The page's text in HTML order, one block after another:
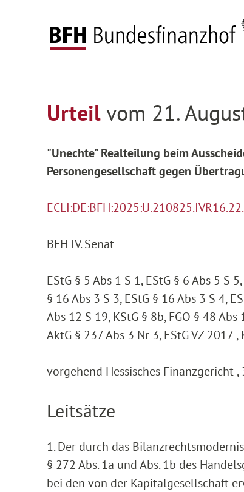
Startseite
Urteilvom 21.
"Unechte" Realteilung beim
Personengesellschaft gegen
BFH IV. Senat
EStG § 5 Abs 1 S 1, EStG § 6 Abs 5 S
§ 16 Abs 3 S 3, EStG § 16 Abs 3 S 4,
Abs 12 S 19, KStG § 8b, FGO § 48
AktG § 237 Abs 3 Nr 3, EStG VZ 2017 ,
vorgehend Hessisches Finanzgericht ,
Leitsätze
1. Der durch das
§ 272 Abs. 1a und Abs. 1b des
bei den von der Kapitalgesellschaft